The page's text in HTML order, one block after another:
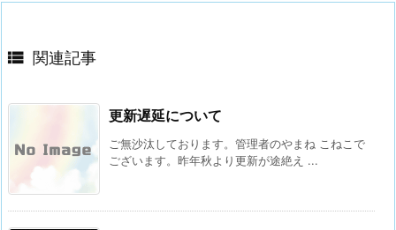
 関連記事
更新遅延について
ご無沙汰しております。管理者のやまね こねこで
ございます。昨年秋より更新が途絶え ...